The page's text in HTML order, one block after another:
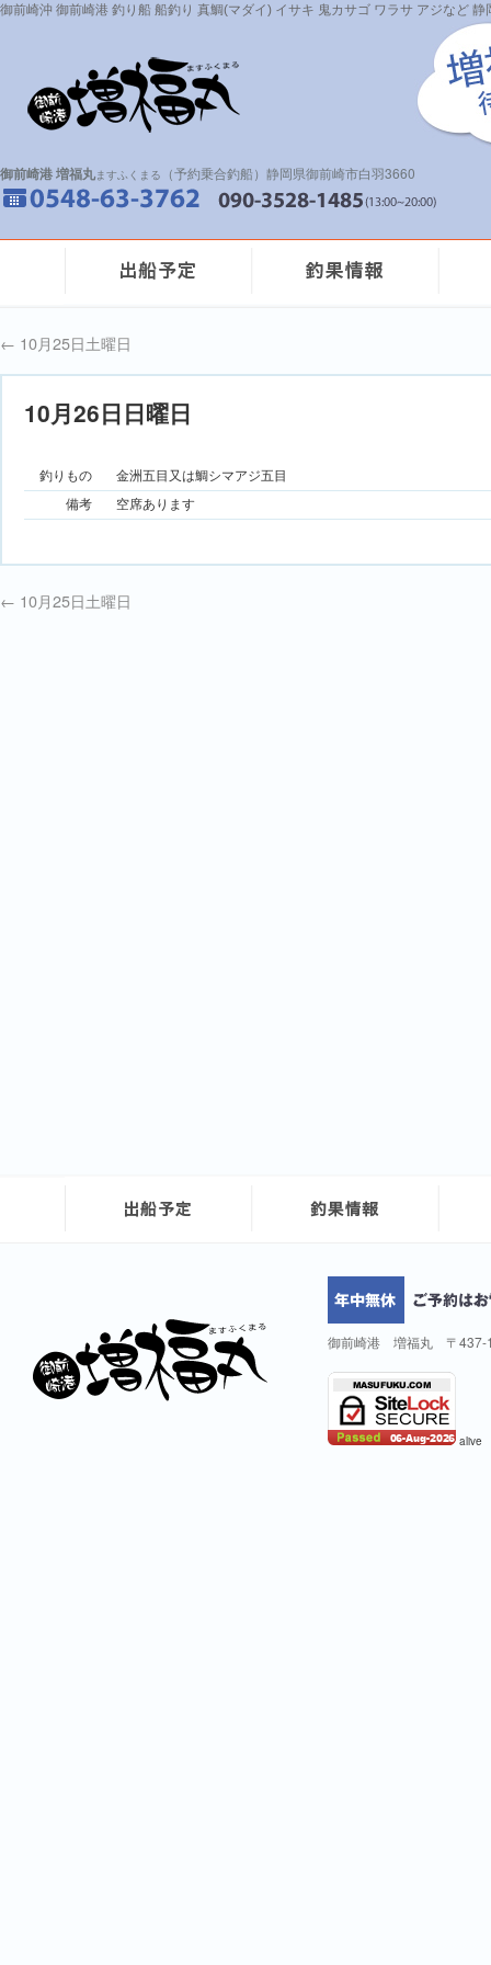
御前崎沖 御前崎港 釣り船 船釣り 真鯛(マダイ) イサキ 鬼カサゴ ワラサ アジなど
御前崎港 増福丸ますふくまる （予約乗合釣船）静岡県御前崎市白羽3660
← 10月25日土曜日
10月26日日曜日
釣りもの
金洲五目又は鯛シマアジ五目
備考
空席あります
← 10月25日土曜日
御前崎港 増福丸 〒437-
alive